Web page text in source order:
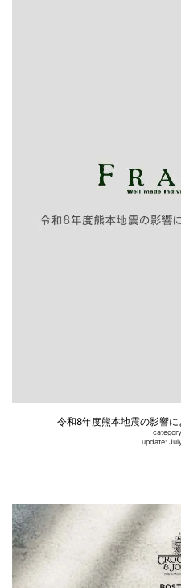
令和8年度熊本地震の影響